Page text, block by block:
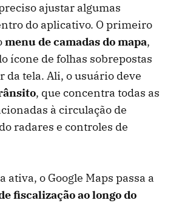
ajustar algumas
do aplicativo. O primeiro
menu de camadas do mapa,
ícone de folhas sobrepostas
da tela. Ali, o usuário deve
, que concentra todas as
à circulação de
radares e controles de
ativa, o Google Maps passa a
fiscalização ao longo do